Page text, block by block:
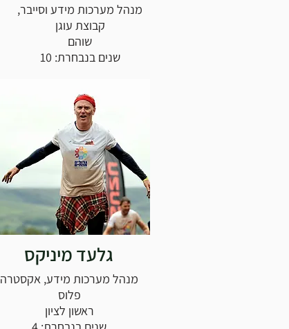
גלעד מיניקס
מנהל מערכות מידע, אקסטרה
פלוס
ראשון לציון
מנהל מערכות מידע וסייבר,
קבוצת עוגן
שוהם
שנים בנבחרת: 10